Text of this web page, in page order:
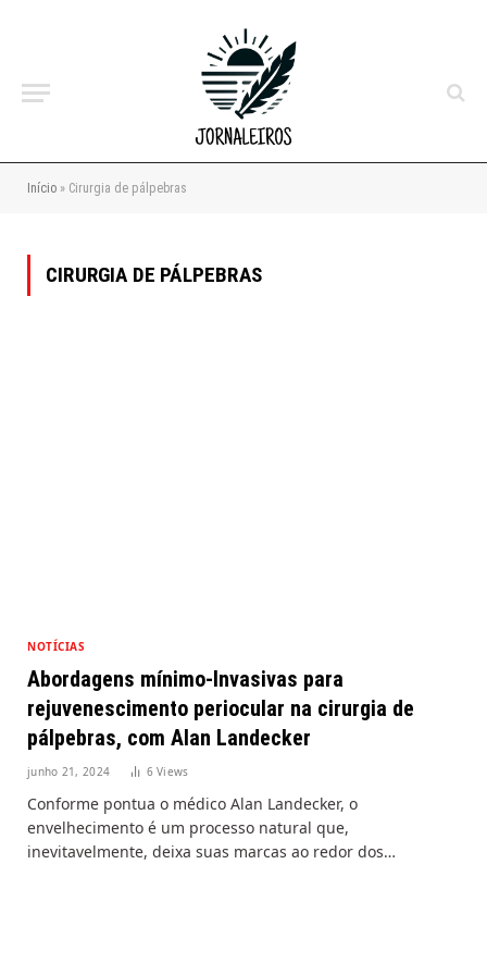
Início » Cirurgia de pálpebras
CIRURGIA DE PÁLPEBRAS
NOTÍCIAS
Abordagens mínimo-Invasivas para
rejuvenescimento periocular na cirurgia de
pálpebras, com Alan Landecker
junho 21, 2024 6Views
Conforme pontua o médico Alan Landecker, o
envelhecimento é um processo natural que,
inevitavelmente, deixa suas marcas ao redor dos…